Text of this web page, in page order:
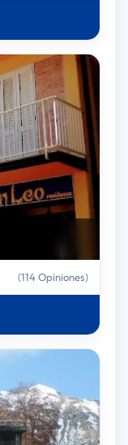
(114 Opiniones)